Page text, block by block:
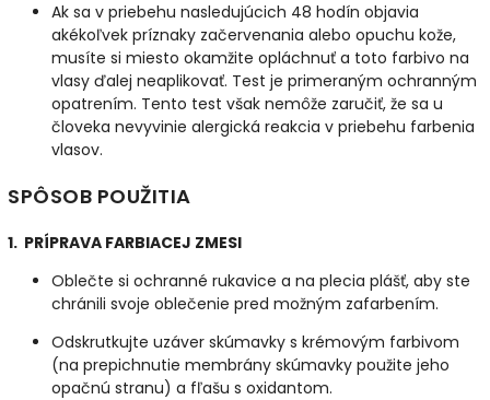
Ak sa v priebehu nasledujúcich 48 hodín objavia
akékoľvek príznaky začervenania alebo opuchu kože,
musíte si miesto okamžite opláchnuť a toto farbivo na
vlasy ďalej neaplikovať. Test je primeraným ochranným
opatrením. Tento test však nemôže zaručiť, že sa u
človeka nevyvinie alergická reakcia v priebehu farbenia
vlasov.
SPÔSOB POUŽITIA
1. PRÍPRAVA FARBIACEJ ZMESI
Oblečte si ochranné rukavice a na plecia plášť, aby ste
chránili svoje oblečenie pred možným zafarbením.
Odskrutkujte uzáver skúmavky s krémovým farbivom
(na prepichnutie membrány skúmavky použite jeho
opačnú stranu) a fľašu s oxidantom.